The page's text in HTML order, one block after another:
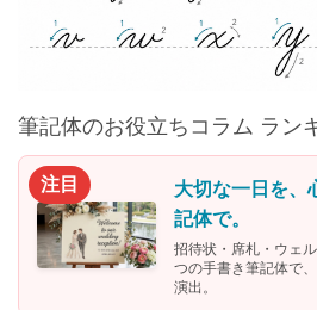
筆記体のお役立ちコラム ラン
注目
大切な一日を、
記体で。
招待状・席札・ウェ
つの手書き筆記体で
演出。